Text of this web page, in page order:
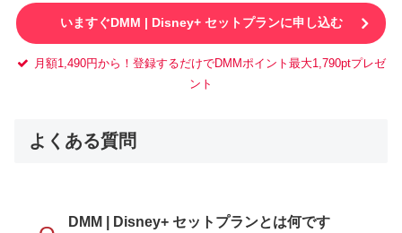
いますぐDMM | Disney+ セットプランに申し込む
月額1,490円から！登録するだけでDMMポイント最大1,790ptプレゼ
ント
よくある質問
DMM | Disney+ セットプランとは何です